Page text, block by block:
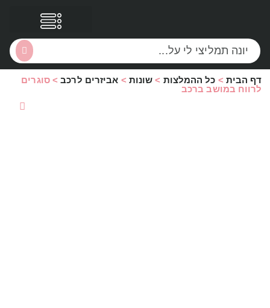
דף הבית > כל ההמלצות > שונות > אביזרים לרכב>סוגרים
לרווח במושב ברכב